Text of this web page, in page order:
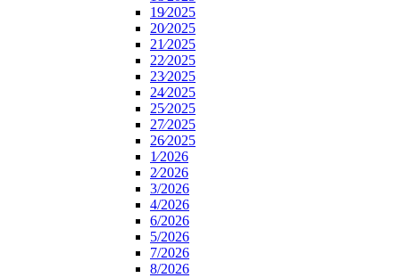
19⁄2025
20⁄2025
21⁄2025
22⁄2025
23⁄2025
24⁄2025
25⁄2025
27⁄2025
26⁄2025
1⁄2026
2⁄2026
3/2026
4/2026
6/2026
5/2026
7/2026
8/2026